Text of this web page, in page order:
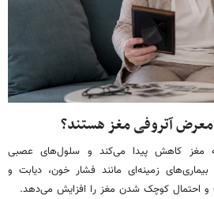
معرض آتروفی مغز هستند؟
مغز کاهش پیدا می‌کند و سلول‌های عصبی
زمینه‌ای مانند فشار خون، دیابت و
و احتمال کوچک شدن مغز را افزایش می‌دهد.